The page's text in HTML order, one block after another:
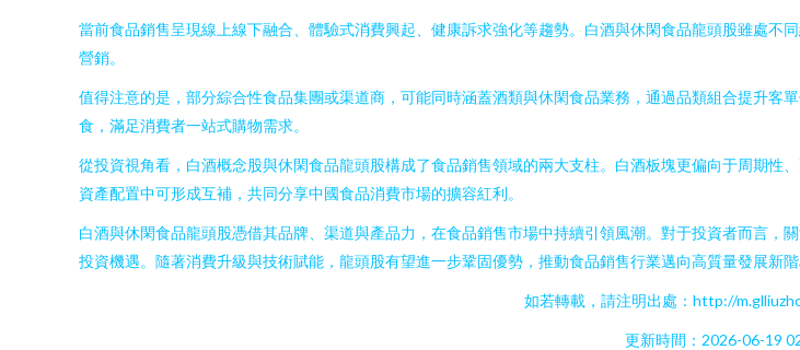
當前食品銷售呈現線上線下融合、體驗式消費興起、健康訴求強化等趨勢。白酒與休閑食品龍頭股雖處
營銷。
值得注意的是，部分綜合性食品集團或渠道商，可能同時涵蓋酒類與休閑食品業務，通過品類組合提升
食，滿足消費者一站式購物需求。
從投資視角看，白酒概念股與休閑食品龍頭股構成了食品銷售領域的兩大支柱。白酒板塊更偏向于周期
資產配置中可形成互補，共同分享中國食品消費市場的擴容紅利。
白酒與休閑食品龍頭股憑借其品牌、渠道與產品力，在食品銷售市場中持續引領風潮。對于投資者而言
投資機遇。隨著消費升級與技術賦能，龍頭股有望進一步鞏固優勢，推動食品銷售行業邁向高質量發展新階
如若轉載，請注明出處：http://
更新時間：2026-06-19